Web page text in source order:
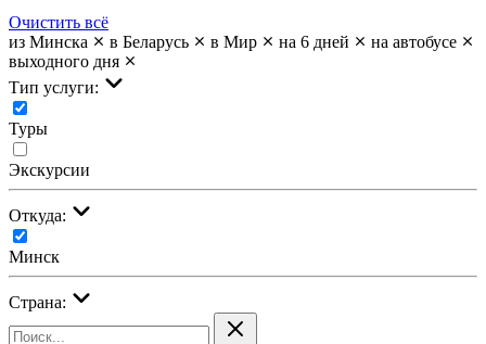
Очистить всё
из Минска
в Беларусь в Мир на 6 дней
на автобусе
выходного дня
Тип услуги:
Туры
Экскурсии
Откуда:
Минск
Страна: